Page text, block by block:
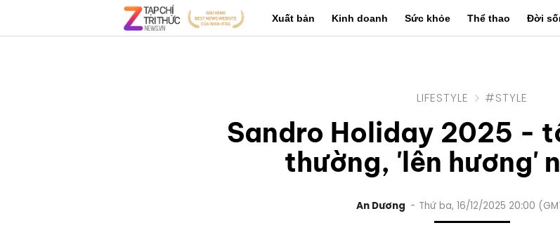
Xuất bản Kinh doanh Sức khỏe Thể thao Đời
LIFESTYLE #STYLE
Sandro Holiday 2025 -
thường, 'lên hương'
An Dương Thứ ba, 16/12/2025 20:00